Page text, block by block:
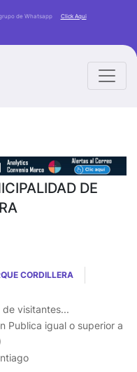
de Whatsapp Click Aqui
DE
CORDILLERA
visitantes...
Publica igual o superior a